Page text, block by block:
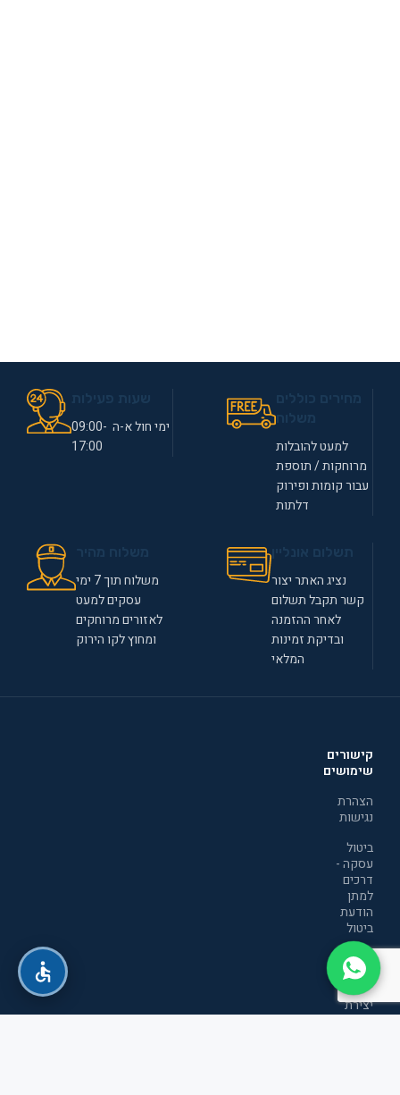
למעט להובלות
מרוחקות / תוספת
עבור קומות ופירוק
דלתות
ימי חול א-ה 09:00-
17:00
נציג האתר יצור
קשר תקבל תשלום
לאחר ההזמנה
ובדיקת זמינות
המלאי
משלוח תוך 7 ימי
עסקים למעט
לאזורים מרוחקים
ומחוץ לקו הירוק
קישורים
שימושים
הצהרת
נגישות
ביטול
עסקה -
דרכים
למתן
הודעת
ביטול
מדיניות
הפרטיות
יצירת